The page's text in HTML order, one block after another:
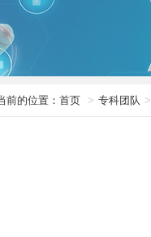
前的位置：首页 专科团队